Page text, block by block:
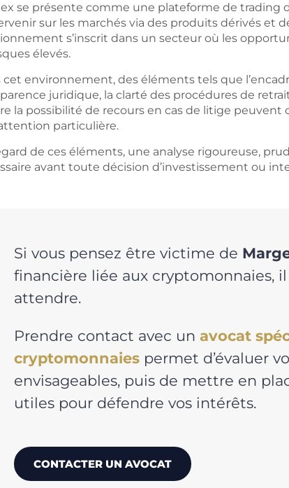
se présente comme une plateforme de
sur les marchés via des produits dérivés et
s’inscrit dans un secteur où les
élevés.
cet environnement, des éléments tels que
juridique, la clarté des procédures de
la possibilité de recours en cas de litige
particulière.
de ces éléments, une analyse rigoureuse,
avant toute décision d’investissement ou
Si vous pensez être victime de
financière liée aux cryptomonnaies,
attendre.
Prendre contact avec un avocat
cryptomonnaies permet d’évaluer
envisageables, puis de mettre en
utiles pour défendre vos intérêts.
CONTACTER UN AVOCAT